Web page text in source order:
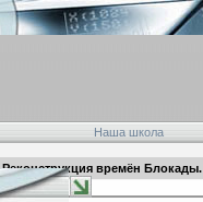
Наша школа
Реконструкция времён Блокады.